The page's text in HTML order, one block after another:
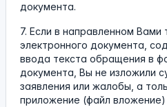
документа.
7. Если в направленном Вами
электронного документа,
ввода текста обращения в
документа, Вы не изложили
заявления или жалобы, а
приложение (файл вложение)